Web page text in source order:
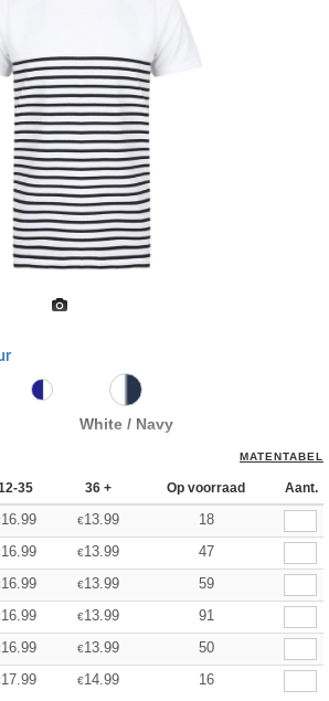
White / Navy
MATENTABEL
35 36 + Op voorraad Aant.
16.99 €13.99
18
16.99 €13.99
47
16.99 €13.99
59
16.99 €13.99
91
16.99 €13.99
50
17.99 €14.99 16